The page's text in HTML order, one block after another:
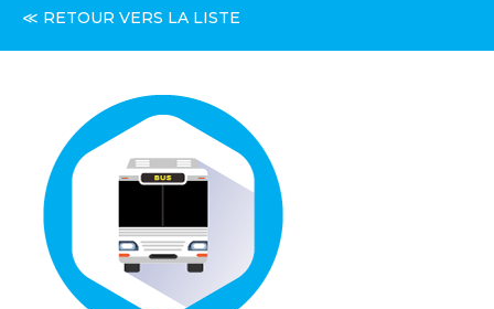
≪ RETOUR VERS LA LISTE